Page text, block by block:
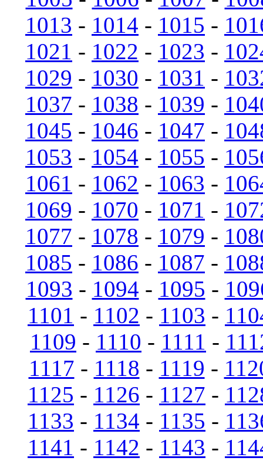
1013 - 1014 - 1015 -
1021 - 1022 - 1023 -
1029 - 1030 - 1031 -
1037 - 1038 - 1039 -
1045 - 1046 - 1047 -
1053 - 1054 - 1055 -
1061 - 1062 - 1063 -
1069 - 1070 - 1071 -
1077 - 1078 - 1079 -
1085 - 1086 - 1087 -
1093 - 1094 - 1095 -
1101 - 1102 - 1103 -
1109 - 1110 - 1111 -
1117 - 1118 - 1119 -
1125 - 1126 - 1127 -
1133 - 1134 - 1135 -
1141 - 1142 - 1143 -